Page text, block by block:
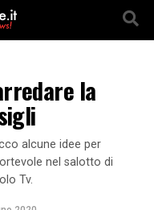
la
alcune idee per
nel salotto di
Tv.